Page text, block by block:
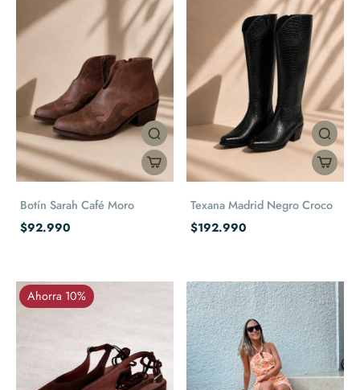
Botín Sarah Café Moro
$92.990
Texana Madrid Negro Croco
$192.990
Ahorra 10%